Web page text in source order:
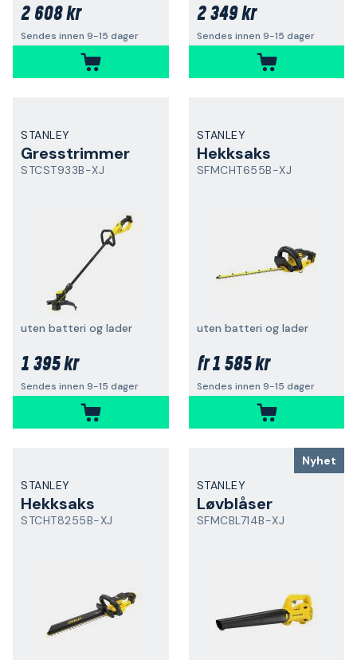
2 608 kr
Sendes innen 9-15 dager
2 349 kr
Sendes innen 9-15 dager
STANLEY
Gresstrimmer
STCST933B-XJ
uten batteri og lader
1 395 kr
Sendes innen 9-15 dager
STANLEY
Hekksaks
SFMCHT655B-XJ
uten batteri og lader
fr1 585 kr
Sendes innen 9-15 dager
STANLEY
Hekksaks
STCHT8255B-XJ
Nyhet
STANLEY
Løvblåser
SFMCBL714B-XJ